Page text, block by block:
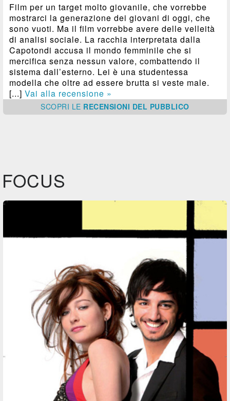
Film per un target molto giovanile, che vorrebbe
mostrarci la generazione dei giovani di oggi, che
sono vuoti. Ma il film vorrebbe avere delle velleità
di analisi sociale. La racchia interpretata dalla
Capotondi accusa il mondo femminile che si
mercifica senza nessun valore, combattendo il
sistema dall’esterno. Lei è una studentessa
modella che oltre ad essere brutta si veste male.
[...]Vai alla recensione »
SCOPRI LE RECENSIONI DEL PUBBLICO
FOCUS